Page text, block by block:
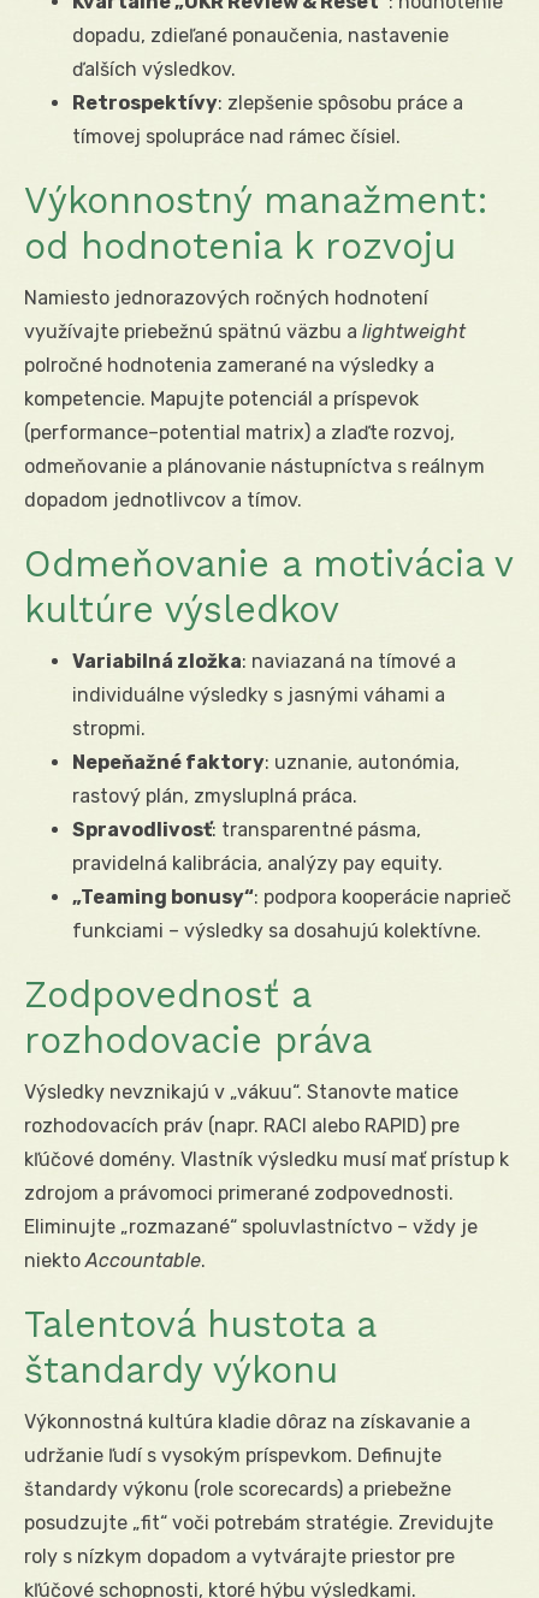
dopadu, zdieľané ponaučenia, nastavenie
ďalších výsledkov.
Retrospektívy: zlepšenie spôsobu práce a
tímovej spolupráce nad rámec čísiel.
Výkonnostný manažment:
od hodnotenia k rozvoju
Namiesto jednorazových ročných hodnotení
využívajte priebežnú spätnú väzbu a lightweight
polročné hodnotenia zamerané na výsledky a
kompetencie. Mapujte potenciál a príspevok
(performance–potential matrix) a zlaďte rozvoj,
odmeňovanie a plánovanie nástupníctva s reálnym
dopadom jednotlivcov a tímov.
Odmeňovanie a motivácia v
kultúre výsledkov
Variabilná zložka: naviazaná na tímové a
individuálne výsledky s jasnými váhami a
stropmi.
Nepeňažné faktory: uznanie, autonómia,
rastový plán, zmysluplná práca.
Spravodlivosť: transparentné pásma,
pravidelná kalibrácia, analýzy pay equity.
„Teaming bonusy“: podpora kooperácie naprieč
funkciami – výsledky sa dosahujú kolektívne.
Zodpovednosť a
rozhodovacie práva
Výsledky nevznikajú v „vákuu“. Stanovte matice
rozhodovacích práv (napr. RACI alebo RAPID) pre
kľúčové domény. Vlastník výsledku musí mať prístup k
zdrojom a právomoci primerané zodpovednosti.
Eliminujte „rozmazané“ spoluvlastníctvo – vždy je
niekto Accountable.
Talentová hustota a
štandardy výkonu
Výkonnostná kultúra kladie dôraz na získavanie a
udržanie ľudí s vysokým príspevkom. Definujte
štandardy výkonu (role scorecards) a priebežne
posudzujte „fit“ voči potrebám stratégie. Zrevidujte
roly s nízkym dopadom a vytvárajte priestor pre
kľúčové schopnosti, ktoré hýbu výsledkami.